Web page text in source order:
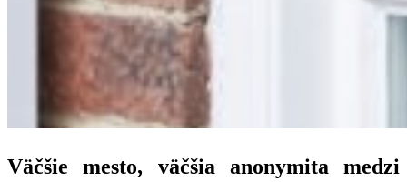
Väčšie mesto, väčšia anonymita medzi